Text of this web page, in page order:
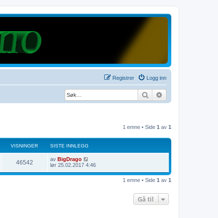
Logg inn
Registrer
Søk
1 emne • Side 1 av 1
VISNINGER SISTE INNLEGG
46542V
i
S
i
t
av BigDrago
lør 25.02.2017 4:46
1 emne • Side 1 av 1
Gå til